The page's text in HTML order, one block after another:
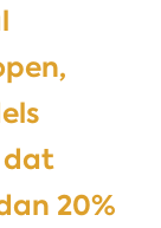
dat
20%